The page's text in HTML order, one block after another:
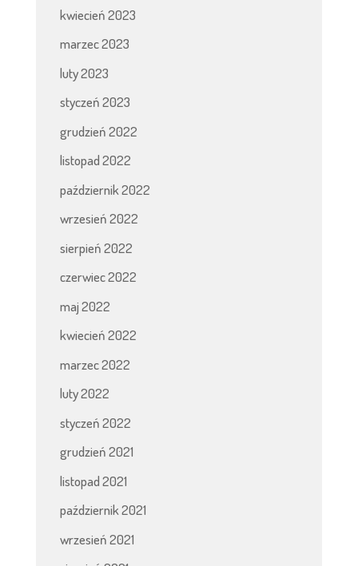
kwiecień 2023
marzec 2023
luty 2023
styczeń 2023
grudzień 2022
listopad 2022
październik 2022
wrzesień 2022
sierpień 2022
czerwiec 2022
maj 2022
kwiecień 2022
marzec 2022
luty 2022
styczeń 2022
grudzień 2021
listopad 2021
październik 2021
wrzesień 2021